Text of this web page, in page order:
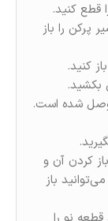
قطع کنید.
پرکن را باز
کنید.
بکشید.
وصل شده‌ است.
کردن آن و
باز